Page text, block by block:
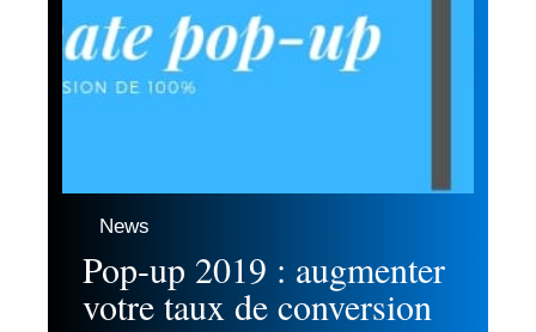
News
Pop-up 2019 : augmenter
votre taux de conversion